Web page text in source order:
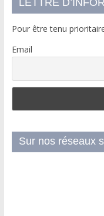
Pour être tenu
Email
Sur nos réseaux